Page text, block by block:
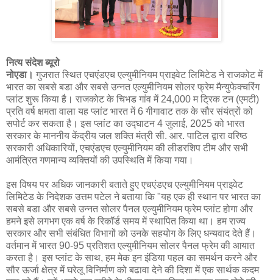
नित्य संदेश ब्यूरो
नोएडा। गुजरात स्थित एचएंडएच एल्युमीनियम प्राइवेट लिमिटेड ने राजकोट में
भारत का सबसे बडा और सबसे उन्नत एल्युमीनियम सोलर फ्रेम मैन्युफेक्चरिंग
प्लांट शुरू किया है। राजकोट के चिभड गांव में 24,000 म ट्रिक टन (एमटी)
प्रति वर्ष क्षमता वाला यह प्लांट भारत में 6 गीगावाट तक के सौर संयंत्रों को
सपोर्ट कर सकता है। इस प्लांट का उद्घाटन 4 जुलाई, 2025 को भारत
सरकार के माननीय केंद्रीय जल शक्ति मंत्री सी. आर. पाटिल द्वारा वरिष्ठ
सरकारी अधिकारियों, एचएंडएच एल्युमीनियम की लीडरशिप टीम और सभी
आमंत्रित गणमान्य व्यक्तियों की उपस्थिति में किया गया।
इस विषय पर अधिक जानकारी बताते हुए एचएंडएच एल्युमीनियम प्राइवेट
लिमिटेड के निदेशक उत्तम पटेल ने बताया कि "यह एक ही स्थान पर भारत का
सबसे बडा और सबसे उन्नत सोलर पैनल एल्युमीनियम फ्रेम प्लांट होगा और
हमने इसे लगभग एक वर्ष के रिकॉर्ड समय में स्थापित किया था। हम राज्य
सरकार और सभी संबंधित विभागों को उनके सहयोग के लिए धन्यवाद देते हैं।
वर्तमान में भारत 90-95 प्रतिशत एल्युमीनियम सोलर पैनल फ्रेम की आयात
करता है। इस प्लांट के साथ, हम मेक इन इंडिया पहल का समर्थन करने और
सौर ऊर्जा क्षेत्र में घरेलू विनिर्माण को बढावा देने की दिशा में एक सार्थक कदम